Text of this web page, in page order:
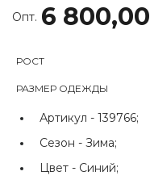
Опт. 6 800,00
РОСТ
РАЗМЕР ОДЕЖДЫ
Артикул - 139766;
Сезон - Зима;
Цвет - Синий;